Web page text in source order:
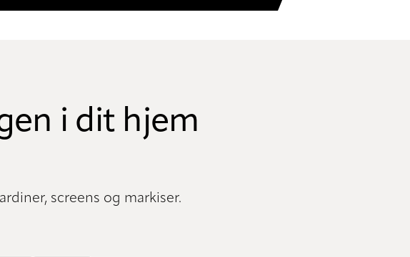
i dit hjem
screens og markiser.